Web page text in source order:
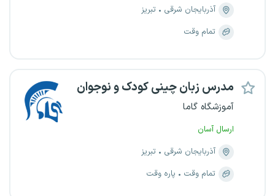
آذربایجان شرقی
تبریز
تمام وقت
مدرس زبان چینی کودک و نوجوان
آموزشگاه گاما
ارسال آسان
آذربایجان شرقی
تبریز
تمام وقت
پاره وقت